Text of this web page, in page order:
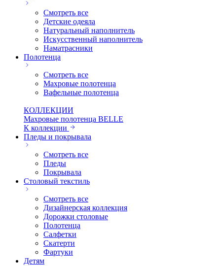
Смотреть все
Детские одеяла
Натуральный наполнитель
Искуcственный наполнитель
Наматрасники
Полотенца
Смотреть все
Махровые полотенца
Вафельные полотенца
КОЛЛЕКЦИИ
Махровые полотенца BELLE
К коллекции
Пледы и покрывала
Смотреть все
Пледы
Покрывала
Столовый текстиль
Смотреть все
Дизайнерская коллекция
Дорожки столовые
Полотенца
Салфетки
Скатерти
Фартуки
Детям